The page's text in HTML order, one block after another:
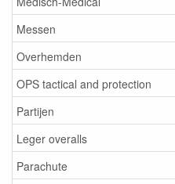
Messen
Overhemden
OPS tactical and protection
Partijen
Leger overalls
Parachute